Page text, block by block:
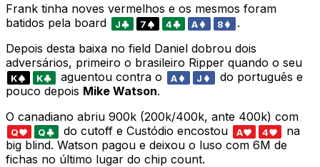
Frank tinha noves vermelhos e os mesmos foram
batidos pela board
J 7 4 A 8
.
Depois desta baixa no field Daniel dobrou dois
adversários, primeiro o brasileiro Ripper quando o seu
K K aguentou contra o A J
do português e
pouco depois Mike Watson.
O canadiano abriu 900k (200k/400k, ante 400k) com
Q Q do cutoff e Custódio encostou A 4
na
big blind. Watson pagou e deixou o luso com 6M de
fichas no último lugar do chip count.